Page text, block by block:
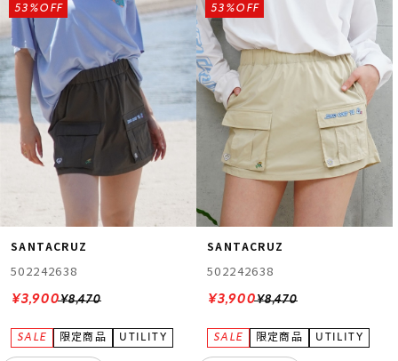
SANTACRUZ
502242638
¥8,470
53%OFF
¥3,900
SANTACRUZ
502242638
¥8,470
53%OFF
¥3,900